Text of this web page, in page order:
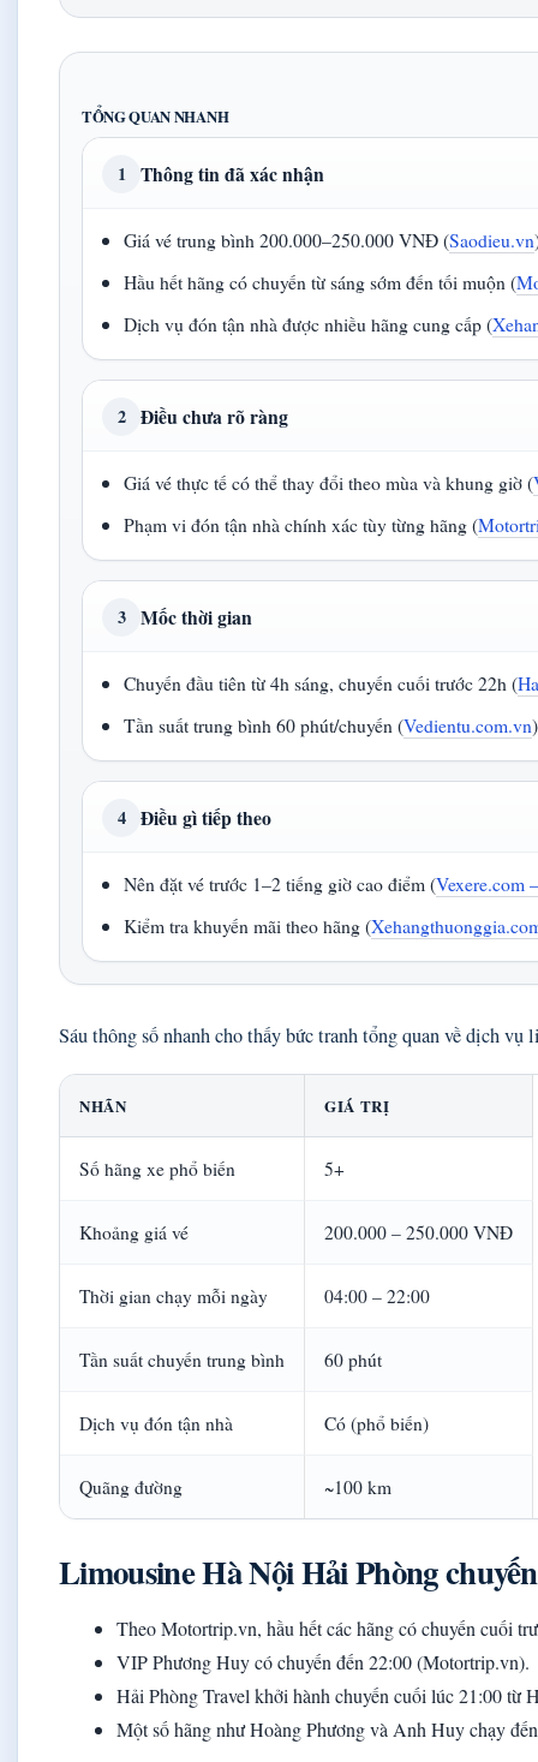
TỔNG QUAN NHANH
1 Thông tin đã xác nhận
Giá vé trung bình 200.000–250.000 VNĐ (Saodieu.vn
Hầu hết hãng có chuyến từ sáng sớm đến tối muộn (
Dịch vụ đón tận nhà được nhiều hãng cung cấp (
2 Điều chưa rõ ràng
Giá vé thực tế có thể thay đổi theo mùa và khung giờ (
Phạm vi đón tận nhà chính xác tùy từng hãng (
3 Mốc thời gian
Chuyến đầu tiên từ 4h sáng, chuyến cuối trước 22h (
Tần suất trung bình 60 phút/chuyến (Vedientu.com.vn)
4 Điều gì tiếp theo
Nên đặt vé trước 1–2 tiếng giờ cao điểm (Vexere.com
Kiểm tra khuyến mãi theo hãng (
Sáu thông số nhanh cho thấy bức tranh tổng quan về dịch
NHÃN GIÁ TRỊ
Số hãng xe phổ biến 5+
Khoảng giá vé 200.000 – 250.000 VNĐ
Thời gian chạy mỗi ngày 04:00 – 22:00
Tần suất chuyến trung bình 60 phút
Dịch vụ đón tận nhà Có (phổ biến)
Quãng đường ~100 km
Limousine Hà Nội Hải Phòng
Theo Motortrip.vn, hầu hết các hãng có chuyến cuối
VIP Phương Huy có chuyến đến 22:00 (Motortrip.vn).
Hải Phòng Travel khởi hành chuyến cuối lúc 21:00
Một số hãng như Hoàng Phương và Anh Huy chạy